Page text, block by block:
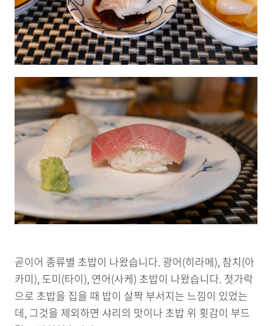
곧이어 종류별 초밥이 나왔습니다. 광어(히라메), 참치(아
카미), 도미(타이), 연어(사케) 초밥이 나왔습니다. 젓가락
으로 초밥을 집을 때 밥이 살짝 부서지는 느낌이 있었는
데, 그것을 제외하면 샤리의 맛이나 초밥 위 횟감이 부드